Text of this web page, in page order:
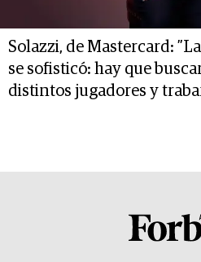
Solazzi, de Mastercard:
se sofisticó: hay que
distintos jugadores y